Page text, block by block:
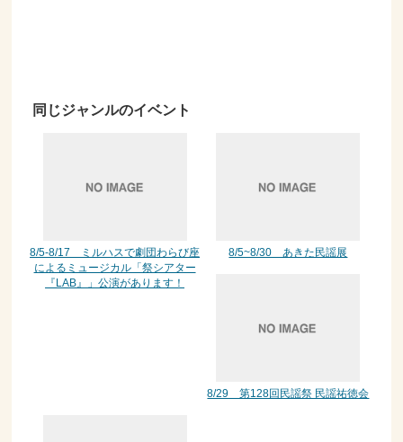
同じジャンルのイベント
8/5-8/17 ミルハスで劇団わらび座
によるミュージカル「祭シアター
『LAB』」公演があります！
8/5~8/30 あきた民謡展
8/29 第128回民謡祭 民謡祐徳会